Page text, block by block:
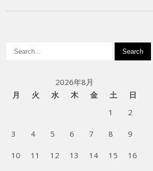
2026年8月
月
火 水 木 金 土
日
1
2
3 4 5 6 7 8 9
10 11 12 13 14 15 16